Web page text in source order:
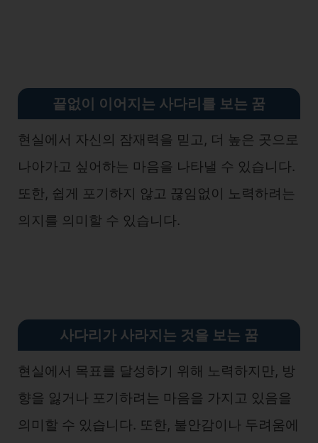
끝없이 이어지는 사다리를 보는 꿈
현실에서 자신의 잠재력을 믿고, 더 높은 곳으로
나아가고 싶어하는 마음을 나타낼 수 있습니다.
또한, 쉽게 포기하지 않고 끊임없이 노력하려는
의지를 의미할 수 있습니다.
사다리가 사라지는 것을 보는 꿈
현실에서 목표를 달성하기 위해 노력하지만, 방
향을 잃거나 포기하려는 마음을 가지고 있음을
의미할 수 있습니다. 또한, 불안감이나 두려움에